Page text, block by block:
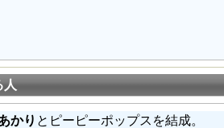
人
かり とピーピーポップスを結成。